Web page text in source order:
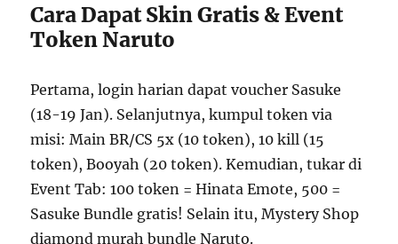
Cara Dapat Skin Gratis & Event
Token Naruto
Pertama, login harian dapat voucher Sasuke
(18-19 Jan). Selanjutnya, kumpul token via
misi: Main BR/CS 5x (10 token), 10 kill (15
token), Booyah (20 token). Kemudian, tukar di
Event Tab: 100 token = Hinata Emote, 500 =
Sasuke Bundle gratis! Selain itu, Mystery Shop
diamond murah bundle Naruto.